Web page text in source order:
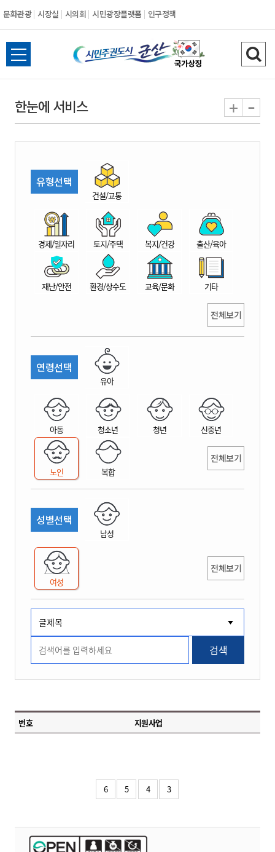
문화관광 시장실 시의회 시민광장플랫폼 인구정책
시
민
권
시
산
전
체
뉴
열
검
색
기
한눈에 서비스 + -
유형선택
건설/교통
경제/일자리 토지/주택 복지/건강 출산/육아
재난/안전 환경/상수도 교육/문화 기타
전체보기
연령선택
유아
아동 청소년 청년 신중년
노인 복합
전체보기
성별선택
남성
여성
전체보기
검색
번호 지원사업
6 5 4 3